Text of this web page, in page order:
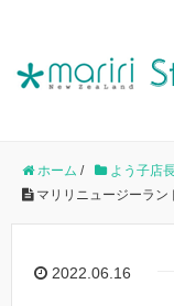
ホーム / よう子店
マリリニュージーラ
2022.06.16